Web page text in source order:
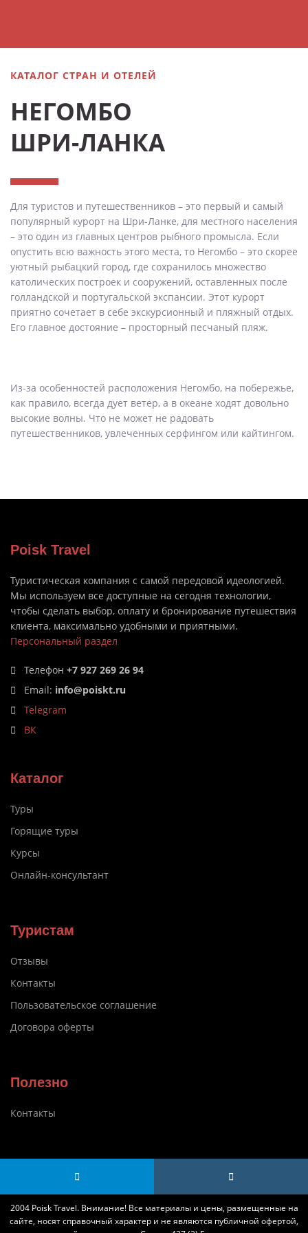
КАТАЛОГ СТРАН И ОТЕЛЕЙ
НЕГОМБО
ШРИ-ЛАНКА
Для туристов и путешественников – это первый и самый
популярный курорт на Шри-Ланке, для местного населения
– это один из главных центров рыбного промысла. Если
опустить всю важность этого места, то Негомбо – это скорее
уютный рыбацкий город, где сохранилось множество
католических построек и сооружений, оставленных после
голландской и португальской экспансии. Этот курорт
приятно сочетает в себе экскурсионный и пляжный отдых.
Его главное достояние – просторный песчаный пляж.
Из-за особенностей расположения Негомбо, на побережье,
как правило, всегда дует ветер, а в океане ходят довольно
высокие волны. Что не может не радовать
путешественников, увлеченных серфингом или кайтингом.
Poisk Travel
Туристическая компания с самой передовой идеологией.
Мы используем все доступные на сегодня технологии,
чтобы сделать выбор, оплату и бронирование путешествия
клиента, максимально удобными и приятными.
Персональный раздел
Телефон +7 927 269 26 94
Email: info@poiskt.ru
Telegram
ВК
Каталог
Туры
Горящие туры
Курсы
Онлайн-консультант
Туристам
Отзывы
Контакты
Пользовательское соглашение
Договора оферты
Полезно
Контакты
2004 Poisk Travel. Внимание! Все материалы и цены, размещенные на
сайте, носят справочный характер и не являются публичной офертой,